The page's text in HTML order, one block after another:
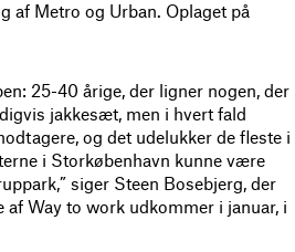
af Metro og Urban. Oplaget på
25-40 årige, der ligner nogen, der
jakkesæt, men i hvert fald
og det udelukker de fleste i
i Storkøbenhavn kunne være
siger Steen Bosebjerg, der
Way to work udkommer i januar, i